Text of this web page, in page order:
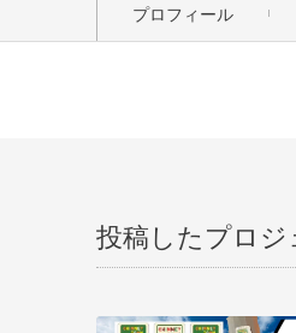
プロフィール
投稿したプロジ